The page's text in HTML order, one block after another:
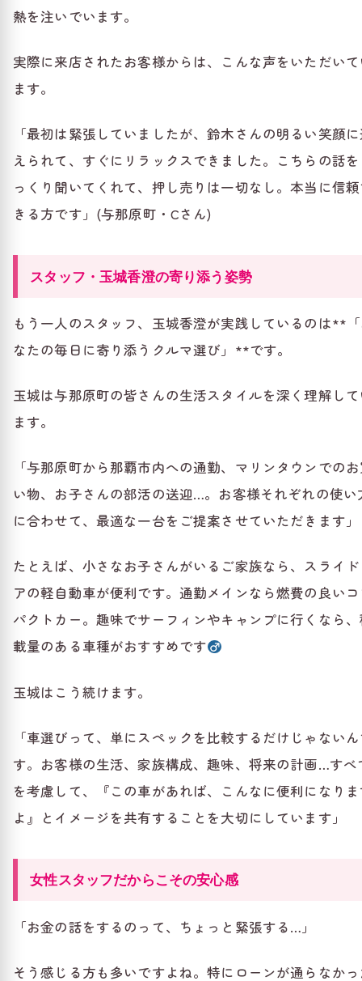
熱を注いでいます。
実際に来店されたお客様からは、こんな声をいただい
ます。
「最初は緊張していましたが、鈴木さんの明るい笑顔
えられて、すぐにリラックスできました。こちらの話
っくり聞いてくれて、押し売りは一切なし。本当に信
きる方です」(与那原町・Cさん)
スタッフ・玉城香澄の寄り添う姿勢
もう一人のスタッフ、玉城香澄が実践しているのは**
なたの毎日に寄り添うクルマ選び」**です。
玉城は与那原町の皆さんの生活スタイルを深く理解し
ます。
「与那原町から那覇市内への通勤、マリンタウンでの
い物、お子さんの部活の送迎…。お客様それぞれの使い
に合わせて、最適な一台をご提案させていただきます」
たとえば、小さなお子さんがいるご家族なら、スライ
アの軽自動車が便利です。通勤メインなら燃費の良い
パクトカー。趣味でサーフィンやキャンプに行くなら
載量のある車種がおすすめです‍
玉城はこう続けます。
「車選びって、単にスペックを比較するだけじゃない
す。お客様の生活、家族構成、趣味、将来の計画…すべ
を考慮して、『この車があれば、こんなに便利になり
よ』とイメージを共有することを大切にしています」
女性スタッフだからこその安心感
「お金の話をするのって、ちょっと緊張する…」
そう感じる方も多いですよね。特にローンが通らなか